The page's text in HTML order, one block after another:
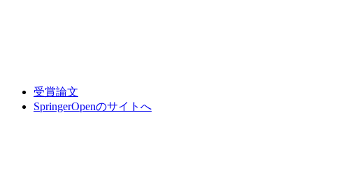
受賞論文
SpringerOpenのサイトへ